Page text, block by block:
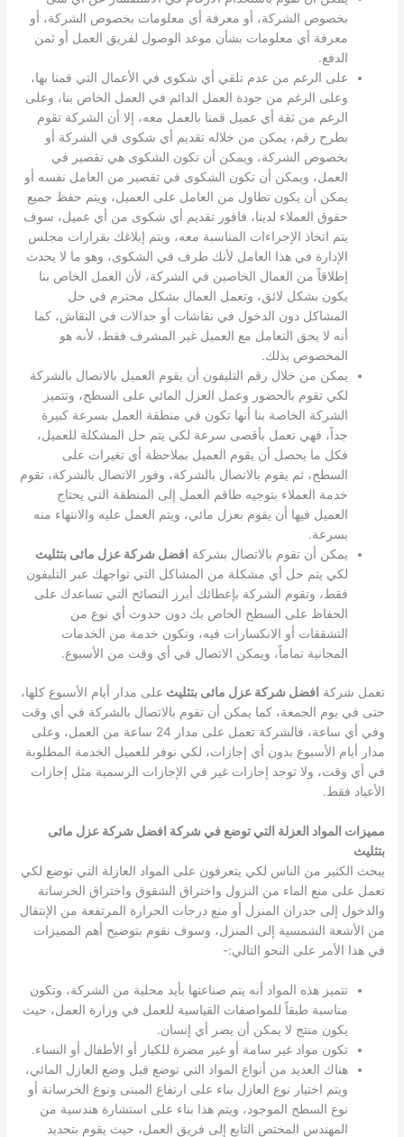
بخصوص الشركة، أو معرفة أي معلومات بخصوص الشركة، أو
معرفة أي معلومات بشأن موعد الوصول لفريق العمل أو ثمن
الدفع.
على الرغم من عدم تلقي أي شكوى في الأعمال التي قمنا بها،
وعلى الرغم من جودة العمل الدائم في العمل الخاص بنا، وعلى
الرغم من ثقة أي عميل قمنا بالعمل معه، إلا أن الشركة تقوم
بطرح رقم، يمكن من خلاله تقديم أي شكوى في الشركة أو
بخصوص الشركة، ويمكن أن تكون الشكوى هي تقصير في
العمل، ويمكن أن تكون الشكوى في تقصير من العامل نفسه أو
يمكن أن يكون تطاول من العامل على العميل، ويتم حفظ جميع
حقوق العملاء لدينا، فافور تقديم أي شكوى من أي عميل، سوف
يتم اتخاذ الإجراءات المناسبة معه، ويتم إبلاغك بقرارات مجلس
الإدارة في هذا العامل لأنك طرف في الشكوى، وهو ما لا يحدث
إطلاقاً من العمال الخاصين في الشركة، لأن العمل الخاص بنا
يكون بشكل لائق، وتعمل العمال بشكل محترم في حل
المشاكل دون الدخول في نقاشات أو جدالات في النقاش، كما
أنه لا يحق التعامل مع العميل غير المشرف فقط، لأنه هو
المخصوص بذلك.
يمكن من خلال رقم التليفون أن يقوم العميل بالاتصال بالشركة
لكي تقوم بالحضور وعمل العزل المائي على السطح، وتتميز
الشركة الخاصة بنا أنها تكون في منطقة العمل بسرعة كبيرة
جداً، فهي تعمل بأقصى سرعة لكي يتم حل المشكلة للعميل،
فكل ما يحصل أن يقوم العميل بملاحظة أي تغيرات على
السطح، ثم يقوم بالاتصال بالشركة، وفور الاتصال بالشركة، تقوم
خدمة العملاء بتوجيه طاقم العمل إلى المنطقة التي يحتاج
العميل فيها أن يقوم بعزل مائي، ويتم العمل عليه والانتهاء منه
بسرعة.
يمكن أن تقوم بالاتصال بشركة افضل شركة عزل مائى بتثليث
لكي يتم حل أي مشكلة من المشاكل التي تواجهك عبر التليفون
فقط، وتقوم الشركة بإعطائك أبرز النصائح التي تساعدك على
الحفاظ على السطح الخاص بك دون حدوث أي نوع من
التشققات أو الانكسارات فيه، وتكون خدمة من الخدمات
المجانية تماماً، ويمكن الاتصال في أي وقت من الأسبوع.
تعمل شركة افضل شركة عزل مائى بتثليث على مدار أيام الأسبوع كلها،
حتى في يوم الجمعة، كما يمكن أن تقوم بالاتصال بالشركة في أي وقت
وفي أي ساعة، فالشركة تعمل على مدار 24 ساعة من العمل، وعلى
مدار أيام الأسبوع بدون أي إجازات، لكي نوفر للعميل الخدمة المطلوبة
في أي وقت، ولا توجد إجازات غير في الإجازات الرسمية مثل إجازات
الأعياد فقط.
مميزات المواد العزلة التي توضع في شركة افضل شركة عزل مائى
بتثليث
يبحث الكثير من الناس لكي يتعرفون على المواد العازلة التي توضع لكي
تعمل على منع الماء من النزول واختراق الشقوق واختراق الخرسانة
والدخول إلى جدران المنزل أو منع درجات الحرارة المرتفعة من الإنتقال
من الأشعة الشمسية إلى المنزل، وسوف نقوم بتوضيح أهم المميزات
في هذا الأمر على النحو التالي:-
تتميز هذه المواد أنه يتم صناعتها بأيد محلية من الشركة، وتكون
مناسبة طبقاً للمواصفات القياسية للعمل في وزارة العمل، حيث
يكون منتج لا يمكن أن يضر أي إنسان.
تكون مواد غير سامة أو غير مضرة للكبار أو الأطفال أو النساء.
هناك العديد من أنواع المواد التي توضع قبل وضع العازل المائي،
ويتم اختيار نوع العازل بناء على ارتفاع المبنى ونوع الخرسانة أو
نوع السطح الموجود، ويتم هذا بناء على استشارة هندسية من
المهندس المختص التابع إلى فريق العمل، حيث يقوم بتحديد